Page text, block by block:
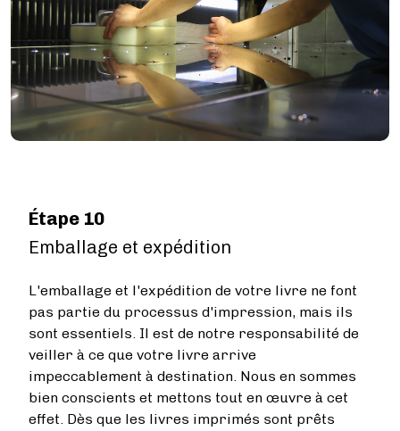
Étape 10
Emballage et expédition
L'emballage et l'expédition de votre livre ne font
pas partie du processus d'impression, mais ils
sont essentiels. Il est de notre responsabilité de
veiller à ce que votre livre arrive
impeccablement à destination. Nous en sommes
bien conscients et mettons tout en œuvre à cet
effet. Dès que les livres imprimés sont prêts